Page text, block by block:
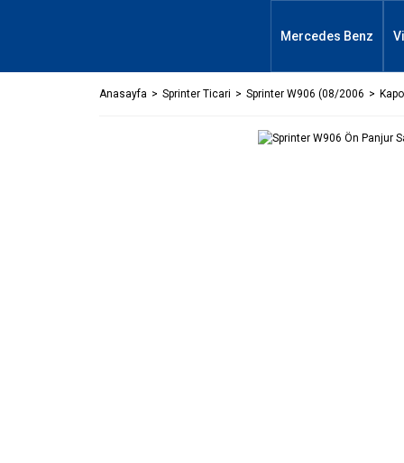
Mercedes Benz
Anasayfa Sprinter Ticari Sprinter W906 (08/2006